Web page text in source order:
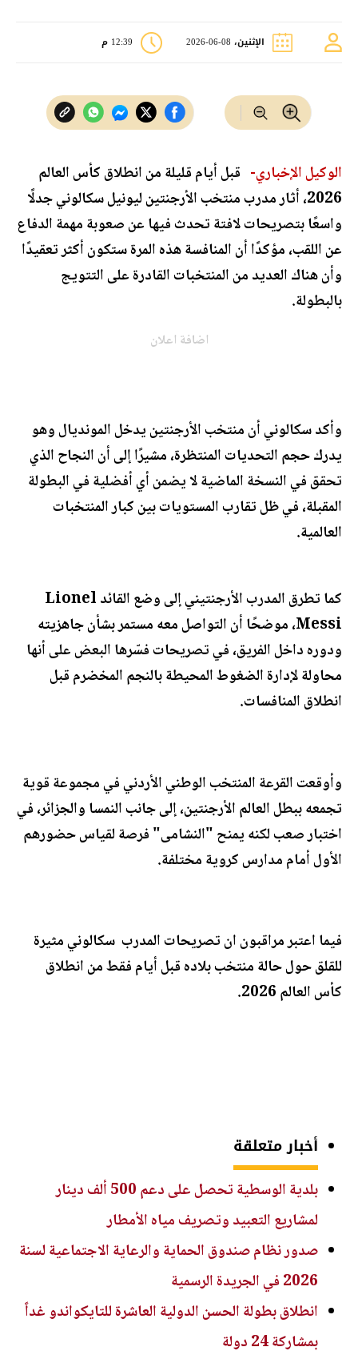
الإثنين، 08-06-2026 12:39 م
الوكيل الإخباري- قبل أيام قليلة من انطلاق كأس العالم
2026، أثار مدرب منتخب الأرجنتين ليونيل سكالوني جدلًا
واسعًا بتصريحات لافتة تحدث فيها عن صعوبة مهمة الدفاع
عن اللقب، مؤكدًا أن المنافسة هذه المرة ستكون أكثر تعقيدًا
وأن هناك العديد من المنتخبات القادرة على التتويج
بالبطولة.
اضافة اعلان
وأكد سكالوني أن منتخب الأرجنتين يدخل المونديال وهو
يدرك حجم التحديات المنتظرة، مشيرًا إلى أن النجاح الذي
تحقق في النسخة الماضية لا يضمن أي أفضلية في البطولة
المقبلة، في ظل تقارب المستويات بين كبار المنتخبات
العالمية.
كما تطرق المدرب الأرجنتيني إلى وضع القائد Lionel
Messi، موضحًا أن التواصل معه مستمر بشأن جاهزيته
ودوره داخل الفريق، في تصريحات فسّرها البعض على أنها
محاولة لإدارة الضغوط المحيطة بالنجم المخضرم قبل
انطلاق المنافسات.
وأوقعت القرعة المنتخب الوطني الأردني في مجموعة قوية
تجمعه ببطل العالم الأرجنتين، إلى جانب النمسا والجزائر، في
اختبار صعب لكنه يمنح "النشامى" فرصة لقياس حضورهم
الأول أمام مدارس كروية مختلفة.
فيما اعتبر مراقبون ان تصريحات المدرب سكالوني مثيرة
للقلق حول حالة منتخب بلاده قبل أيام فقط من انطلاق
كأس العالم 2026.
أخبار متعلقة
بلدية الوسطية تحصل على دعم 500 ألف دينار
لمشاريع التعبيد وتصريف مياه الأمطار
صدور نظام صندوق الحماية والرعاية الاجتماعية لسنة
2026 في الجريدة الرسمية
انطلاق بطولة الحسن الدولية العاشرة للتايكواندو غداً
بمشاركة 24 دولة